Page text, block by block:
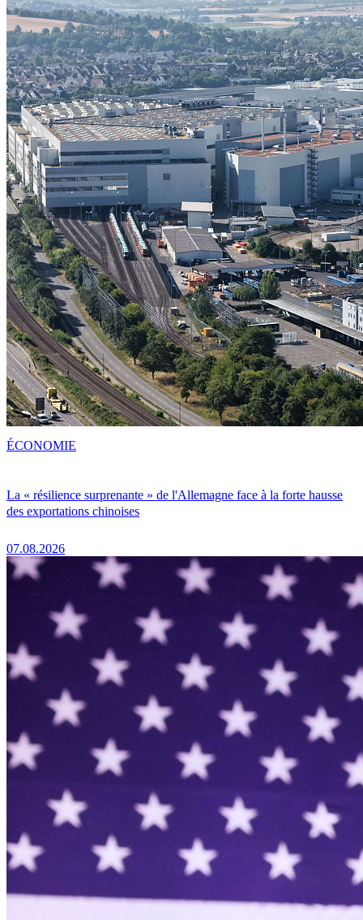
La « résilience surprenante » de l'Allemagne face à la forte hausse
des exportations chinoises
07.08.2026
ÉCONOMIE